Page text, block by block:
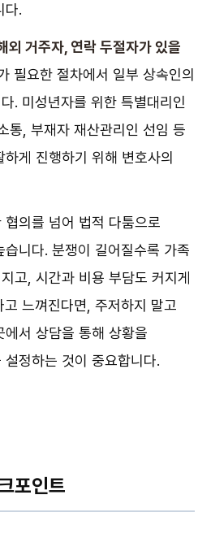
다.
외 거주자, 연락 두절자가 있을
필요한 절차에서 일부 상속인의
. 미성년자를 위한 특별대리인
통, 부재자 재산관리인 선임 등
게 진행하기 위해 변호사의
의를 넘어 법적 다툼으로
니다. 분쟁이 길어질수록 가족
고, 시간과 비용 부담도 커지게
느껴진다면, 주저하지 말고
서 상담을 통해 상황을
정하는 것이 중요합니다.
포인트